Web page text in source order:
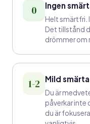
0 Ingen
Helt smärtfri.
Det tillstånd
drömmer om
1-2 Mild smärta
Du är
påverkar inte
du är